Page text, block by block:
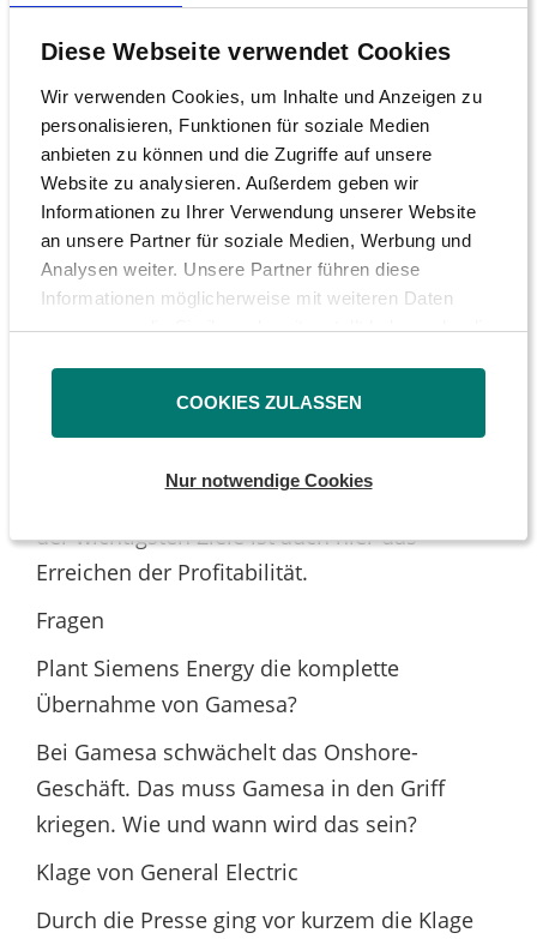
Diese Webseite verwendet Cookies
Wir verwenden Cookies, um Inhalte und Anzeigen zu
personalisieren, Funktionen für soziale Medien
anbieten zu können und die Zugriffe auf unsere
Website zu analysieren. Außerdem geben wir
Informationen zu Ihrer Verwendung unserer Website
an unsere Partner für soziale Medien, Werbung und
Analysen weiter. Unsere Partner führen diese
Informationen möglicherweise mit weiteren Daten
zusammen, die Sie ihnen bereitgestellt haben oder die
COOKIES ZULASSEN
Nur notwendige Cookies
zurückgegangen ist. Das erste Quartal 2021
sieht zwar besser aus, trotzdem soll mit
einem rigorosen Sparprogramm
insbesondere bei Gas and Power 300
Millionen Euro eingespart werden.
Frage
Was genau ist neben einem erheblichen
Stellenabbau, der rund 20 Prozent der
Einsparungen bringen soll, geplant?
Beteiligung Gamesa
Windkraftbetreiber Gamesa 67 Prozent. Eines
der wichtigsten Ziele ist auch hier das
Erreichen der Profitabilität.
Fragen
Plant Siemens Energy die komplette
Übernahme von Gamesa?
Bei Gamesa schwächelt das Onshore-
Geschäft. Das muss Gamesa in den Griff
kriegen. Wie und wann wird das sein?
Klage von General Electric
Durch die Presse ging vor kurzem die Klage